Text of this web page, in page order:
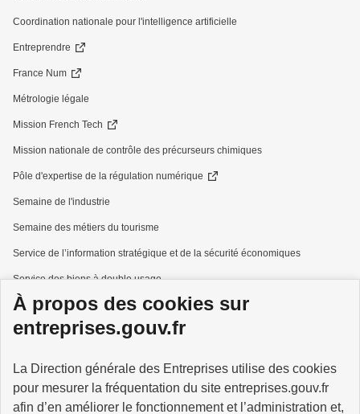
À propos des cookies sur
entreprises.gouv.fr
La Direction générale des Entreprises utilise des cookies
pour mesurer la fréquentation du site entreprises.gouv.fr
afin d’en améliorer le fonctionnement et l’administration et,
Coordination nationale pour l'intelligence artificielle
Entreprendre
France Num
Métrologie légale
Mission French Tech
Mission nationale de contrôle des précurseurs chimiques
Pôle d'expertise de la régulation numérique
Semaine de l'industrie
Semaine des métiers du tourisme
Service de l’information stratégique et de la sécurité économiques
Service des biens à double usage
Services à la personne
GOUVERNEMENT